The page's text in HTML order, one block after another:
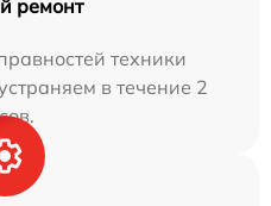
ремонт
техники
в течение 2